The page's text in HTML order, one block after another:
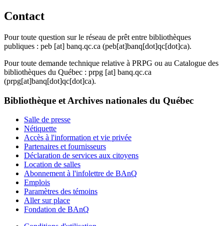
Contact
Pour toute question sur le réseau de prêt entre bibliothèques
publiques : peb [at] banq.qc.ca (peb[at]banq[dot]qc[dot]ca).
Pour toute demande technique relative à PRPG ou au Catalogue des
bibliothèques du Québec : prpg [at] banq.qc.ca
(prpg[at]banq[dot]qc[dot]ca).
Bibliothèque et Archives nationales du Québec
Salle de presse
Nétiquette
Accès à l'information et vie privée
Partenaires et fournisseurs
Déclaration de services aux citoyens
Location de salles
Abonnement à l'infolettre de BAnQ
Emplois
Paramètres des témoins
Aller sur place
Fondation de BAnQ